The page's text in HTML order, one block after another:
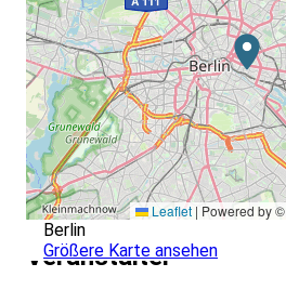
Leaflet | Powered by ©
Berlin
Größere Karte ansehen
Veranstalter